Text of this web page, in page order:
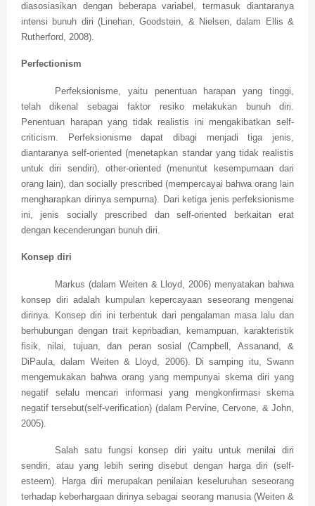
diasosiasikan dengan beberapa variabel, termasuk diantaranya
intensi bunuh diri (Linehan, Goodstein, & Nielsen, dalam Ellis &
Rutherford, 2008).
Perfectionism
Perfeksionisme, yaitu penentuan harapan yang tinggi,
telah dikenal sebagai faktor resiko melakukan bunuh diri.
Penentuan harapan yang tidak realistis ini mengakibatkan self-
criticism. Perfeksionisme dapat dibagi menjadi tiga jenis,
diantaranya self-oriented (menetapkan standar yang tidak realistis
untuk diri sendiri), other-oriented (menuntut kesempurnaan dari
orang lain), dan socially prescribed (mempercayai bahwa orang lain
mengharapkan dirinya sempurna). Dari ketiga jenis perfeksionisme
ini, jenis socially prescribed dan self-oriented berkaitan erat
dengan kecenderungan bunuh diri.
Konsep diri
Markus (dalam Weiten & Lloyd, 2006) menyatakan bahwa
konsep diri adalah kumpulan kepercayaan seseorang mengenai
dirinya. Konsep diri ini terbentuk dari pengalaman masa lalu dan
berhubungan dengan trait kepribadian, kemampuan, karakteristik
fisik, nilai, tujuan, dan peran sosial (Campbell, Assanand, &
DiPaula, dalam Weiten & Lloyd, 2006). Di samping itu, Swann
mengemukakan bahwa orang yang mempunyai skema diri yang
negatif selalu mencari informasi yang mengkonfirmasi skema
negatif tersebut(self-verification) (dalam Pervine, Cervone, & John,
2005).
Salah satu fungsi konsep diri yaitu untuk menilai diri
sendiri, atau yang lebih sering disebut dengan harga diri (self-
esteem). Harga diri merupakan penilaian keseluruhan seseorang
terhadap keberhargaan dirinya sebagai seorang manusia (Weiten &